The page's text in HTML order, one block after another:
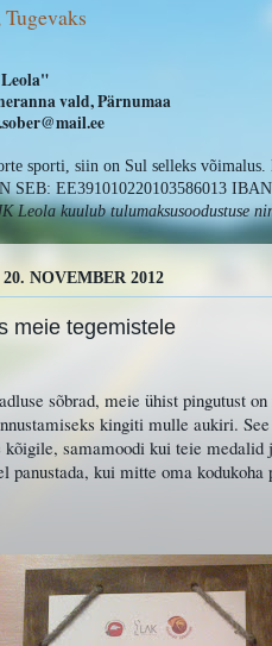
vald, Pärnumaa
sporti, siin on Sul selleks võimalus.
SEB: EE391010220103586013
Leolakuulub tulumaksusoodustuse
NOVEMBER 2012
meie tegemistele
sõbrad, meie ühist pingutust
kingiti mulle aukiri.
samamoodi kui teie medalid
panustada, kui mitte oma kodukoha